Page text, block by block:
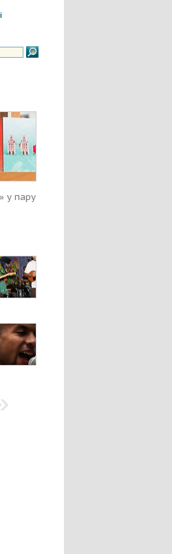
у пару